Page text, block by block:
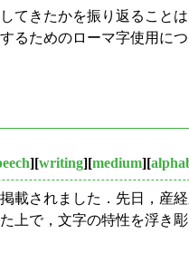
きたかを振り返ること
ためのローマ字使用に
][writing][medium][
載されました．先日，産
で，文字の特性を浮き